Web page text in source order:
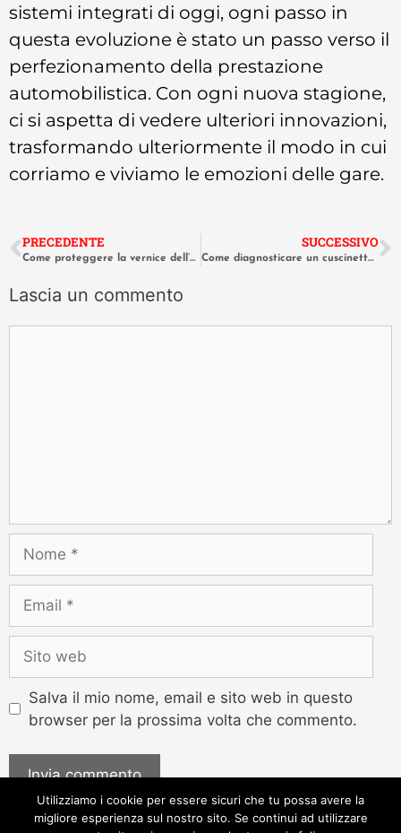
sistemi integrati di oggi, ogni passo in
questa evoluzione è stato un passo verso il
perfezionamento della prestazione
automobilistica. Con ogni nuova stagione,
ci si aspetta di vedere ulteriori innovazioni,
trasformando ulteriormente il modo in cui
corriamo e viviamo le emozioni delle gare.
PRECEDENTE
Come proteggere la vernice dell’auto dai danni causati dagli escrementi di uccelli
SUCCESSIVO
Come diagnosticare un cuscinetto tendicinghia rumoroso prima che si rompa
Lascia un commento
Salva il mio nome, email e sito web in questo
browser per la prossima volta che commento.
Utilizziamo i cookie per essere sicuri che tu possa avere la
migliore esperienza sul nostro sito. Se continui ad utilizzare